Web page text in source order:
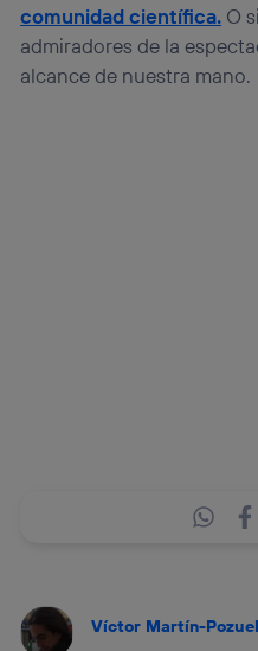
comunidad científica. O
admiradores de la
alcance de nuestra mano.
Víctor Martín-